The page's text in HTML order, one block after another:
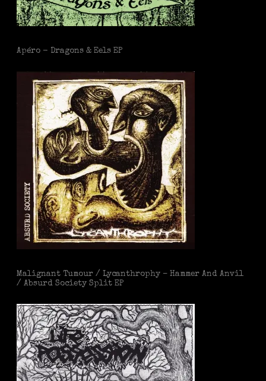
Apéro - Dragons & Eels EP
Malignant Tumour / Lycanthrophy – Hammer And Anvil
/ Absurd Society Split EP